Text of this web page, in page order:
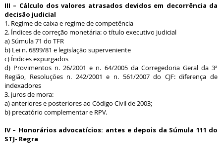
III – Cálculo dos valores atrasados devidos em decorrência da
decisão judicial
1. Regime de caixa e regime de competência
2. Índices de correção monetária: o título executivo judicial
a) Súmula 71 do TFR
b) Lei n. 6899/81 e legislação superveniente
c) Índices expurgados
d) Provimentos n. 26/2001 e n. 64/2005 da Corregedoria Geral da 3ª
Região, Resoluções n. 242/2001 e n. 561/2007 do CJF: diferença de
indexadores
3. juros de mora:
a) anteriores e posteriores ao Código Civil de 2003;
b) precatório complementar e RPV.
IV – Honorários advocatícios: antes e depois da Súmula 111 do
STJ- Regra